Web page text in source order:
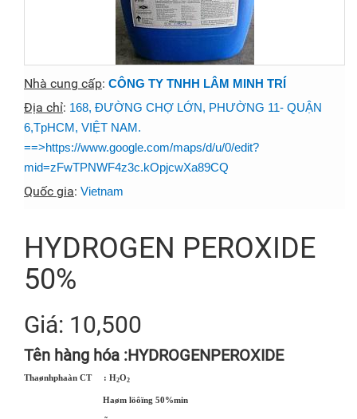
Nhà cung cấp: CÔNG TY TNHH LÂM MINH TRÍ
Địa chỉ: 168, ĐƯỜNG CHỢ LỚN, PHƯỜNG 11- QUẬN
6,TpHCM, VIỆT NAM.
==>https://www.google.com/maps/d/u/0/edit?
mid=zFwTPNWF4z3c.kOpjcwXa89CQ
Quốc gia: Vietnam
HYDROGEN PEROXIDE
50%
Giá: 10,500
Tên hàng hóa :HYDROGENPEROXIDE
Thaønhphaàn CT : H2O2
Haøm löôïng 50%min